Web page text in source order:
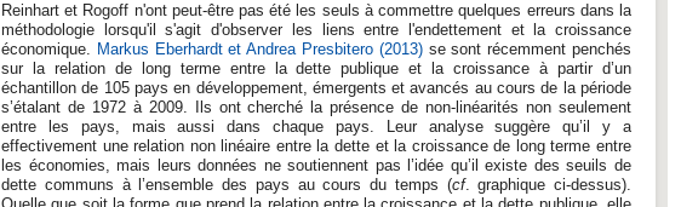
Reinhart et Rogoff n'ont peut-être pas été les seuls à commettre quelques erreurs dans la
méthodologie lorsqu'il s'agit d'observer les liens entre l'endettement et la croissance
économique. Markus Eberhardt et Andrea Presbitero (2013)se sont récemment penchés
sur la relation de long terme entre la dette publique et la croissance à partir d’un
échantillon de 105 pays en développement, émergents et avancés au cours de la période
s’étalant de 1972 à 2009. Ils ont cherché la présence de non-linéarités non seulement
entre les pays, mais aussi dans chaque pays. Leur analyse suggère qu’il y a
effectivement une relation non linéaire entre la dette et la croissance de long terme entre
les économies, mais leurs données ne soutiennent pas l’idée qu’il existe des seuils de
dette communs à l’ensemble des pays au cours du temps (cf. graphique ci-dessus).